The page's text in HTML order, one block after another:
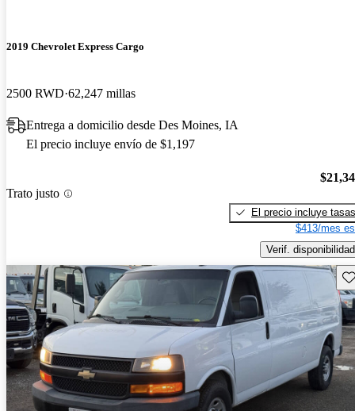
2019 Chevrolet Express Cargo
2500 RWD 62,247 millas
Entrega a domicilio desde Des Moines, IA
El precio incluye envío de $1,197
Trato justo
El precio incluye tasas
$413/mes
Verif. disponibilidad